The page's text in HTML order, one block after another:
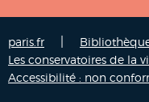
paris.fr
Les conservatoires de la
Accessibilité : non